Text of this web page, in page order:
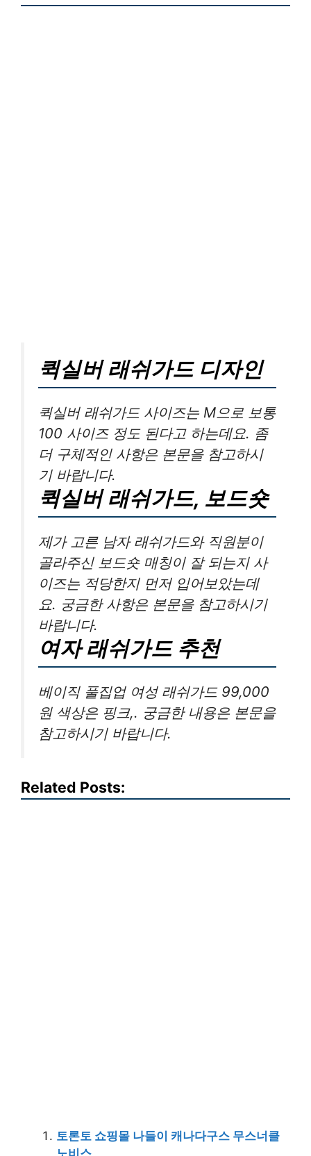
퀵실버 래쉬가드 디자인
퀵실버 래쉬가드 사이즈는 M으로 보통
100 사이즈 정도 된다고 하는데요. 좀
더 구체적인 사항은 본문을 참고하시
기 바랍니다.
퀵실버 래쉬가드, 보드숏
제가 고른 남자 래쉬가드와 직원분이
골라주신 보드숏 매칭이 잘 되는지 사
이즈는 적당한지 먼저 입어보았는데
요. 궁금한 사항은 본문을 참고하시기
바랍니다.
여자 래쉬가드 추천
베이직 풀집업 여성 래쉬가드 99,000
원 색상은 핑크,. 궁금한 내용은 본문을
참고하시기 바랍니다.
Related Posts:
토론토 쇼핑몰 나들이 캐나다구스 무스너클